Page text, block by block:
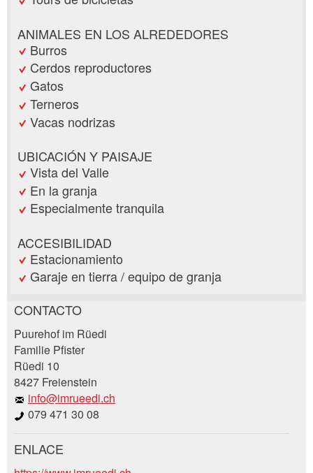
ANIMALES EN LOS ALREDEDORES
Burros
Cerdos reproductores
Gatos
Terneros
Vacas nodrizas
UBICACIÓN Y PAISAJE
Vista del Valle
En la granja
Especialmente tranquila
ACCESIBILIDAD
Estacionamiento
Garaje en tierra / equipo de granja
Reclamar por anuncio
Su regeneración es muy apreciada!
Comentarios generales
Entrada no válida
Entrada incompleta
Recomiende este anuncio a sus amigos.
CONTACTO
Puurehof im Rüedi
Familie Pfister
Rüedi 10
8427 Freienstein
info@imrueedi.ch
079 471 30 08
ENLACE